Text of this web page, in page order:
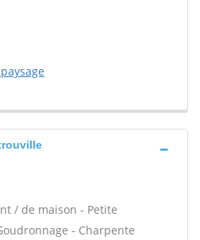
/ de maison - Petite
- Charpente